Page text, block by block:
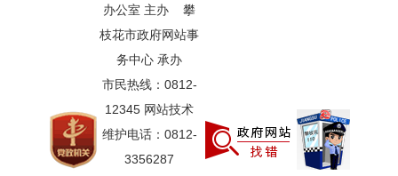
办公室 主办 攀
枝花市政府网站事
务中心 承办
市民热线：0812-
12345 网站技术
维护电话：0812-
3356287